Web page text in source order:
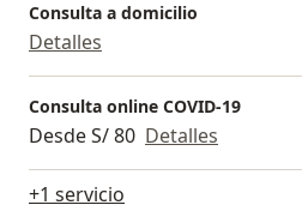
Consulta a domicilio
Detalles
Consulta online COVID-19
Desde S/ 80 Detalles
+1 servicio